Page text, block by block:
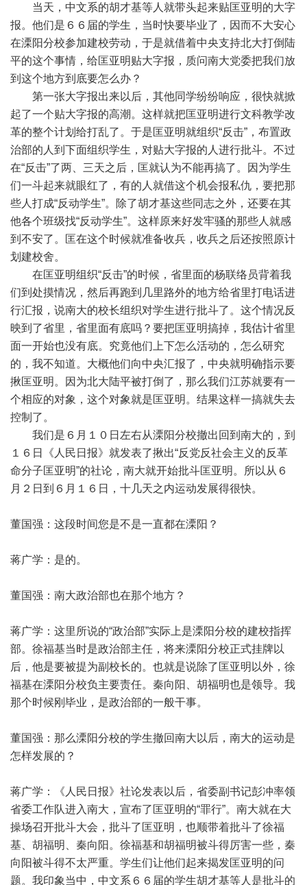
当天，中文系的胡才基等人就带头起来贴匡亚明的大字
报。他们是６６届的学生，当时快要毕业了，因而不大安心
在溧阳分校参加建校劳动，于是就借着中央支持北大打倒陆
平的这个事情，给匡亚明贴大字报，质问南大党委把我们放
到这个地方到底要怎么办？
第一张大字报出来以后，其他同学纷纷响应，很快就掀
起了一个贴大字报的高潮。这样就把匡亚明进行文科教学改
革的整个计划给打乱了。于是匡亚明就组织“反击”，布置政
治部的人到下面组织学生，对贴大字报的人进行批斗。不过
在“反击”了两、三天之后，匡就认为不能再搞了。因为学生
们一斗起来就眼红了，有的人就借这个机会报私仇，要把那
些人打成“反动学生”。除了胡才基这些同志之外，还要在其
他各个班级找“反动学生”。这样原来好发牢骚的那些人就感
到不安了。匡在这个时候就准备收兵，收兵之后还按照原计
划建校舍。
在匡亚明组织“反击”的时候，省里面的杨联络员背着我
们到处摸情况，然后再跑到几里路外的地方给省里打电话进
行汇报，说南大的校长组织对学生进行批斗了。这个情况反
映到了省里，省里面有底吗？要把匡亚明搞掉，我估计省里
面一开始也没有底。究竟他们上下怎么活动的，怎么研究
的，我不知道。大概他们向中央汇报了，中央就明确指示要
揪匡亚明。因为北大陆平被打倒了，那么我们江苏就要有一
个相应的对象，这个对象就是匡亚明。结果这样一搞就失去
控制了。
我们是６月１０日左右从溧阳分校撤出回到南大的，到
１６日《人民日报》就发表了揪出“反党反社会主义的反革
命分子匡亚明”的社论，南大就开始批斗匡亚明。所以从６
月２日到６月１６日，十几天之内运动发展得很快。
董国强：这段时间您是不是一直都在溧阳？
蒋广学：是的。
董国强：南大政治部也在那个地方？
蒋广学：这里所说的“政治部”实际上是溧阳分校的建校指挥
部。徐福基当时是政治部主任，将来溧阳分校正式挂牌以
后，他是要被提为副校长的。也就是说除了匡亚明以外，徐
福基在溧阳分校负主要责任。秦向阳、胡福明也是领导。我
那个时候刚毕业，是政治部的一般干事。
董国强：那么溧阳分校的学生撤回南大以后，南大的运动是
怎样发展的？
蒋广学：《人民日报》社论发表以后，省委副书记彭冲率领
省委工作队进入南大，宣布了匡亚明的“罪行”。南大就在大
操场召开批斗大会，批斗了匡亚明，也顺带着批斗了徐福
基、胡福明、秦向阳。徐福基和胡福明被斗得厉害一些，秦
向阳被斗得不太严重。学生们让他们起来揭发匡亚明的问
题。我印象当中，中文系６６届的学生胡才基等人是批斗的